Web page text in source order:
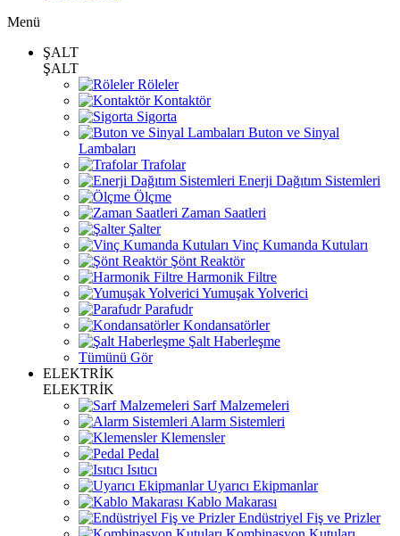
Menü
ŞALT
ŞALT
Röleler
Kontaktör
Sigorta
Buton ve Sinyal
Lambaları
Trafolar
Enerji Dağıtım Sistemleri
Ölçme
Zaman Saatleri
Şalter
Vinç Kumanda Kutuları
Şönt Reaktör
Harmonik Filtre
Yumuşak Yolverici
Parafudr
Kondansatörler
Şalt Haberleşme
Tümünü Gör
ELEKTRİK
ELEKTRİK
Sarf Malzemeleri
Alarm Sistemleri
Klemensler
Pedal
Isıtıcı
Uyarıcı Ekipmanlar
Kablo Makarası
Endüstriyel Fiş ve Prizler